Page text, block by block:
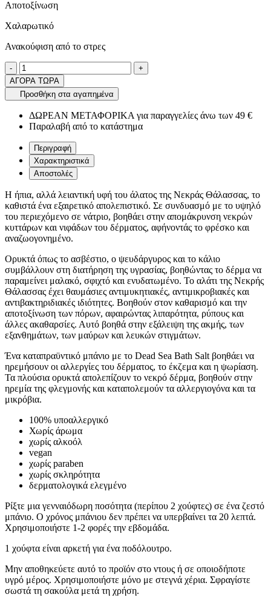
Αποτοξίνωση
Χαλαρωτικό
Ανακούφιση από το στρες
Ποσότητα
-product.increase.quantity +
ΑΓΟΡΑ ΤΩΡΑ
Προσθήκη στα αγαπημένα
ΔΩΡΕΑΝ ΜΕΤΑΦΟΡΙΚΑ για παραγγελίες άνω των 49 €
Παραλαβή από το κατάστημα
Περιγραφή
Χαρακτηριστικά
Αποστολές
Η ήπια, αλλά λειαντική υφή του άλατος της Νεκράς Θάλασσας, το
καθιστά ένα εξαιρετικό απολεπιστικό. Σε συνδυασμό με το υψηλό
του περιεχόμενο σε νάτριο, βοηθάει στην απομάκρυνση νεκρών
κυττάρων και νιφάδων του δέρματος, αφήνοντάς το φρέσκο και
αναζωογονημένο.
Ορυκτά όπως το ασβέστιο, ο ψευδάργυρος και το κάλιο
συμβάλλουν στη διατήρηση της υγρασίας, βοηθώντας το δέρμα να
παραμείνει μαλακό, σφιχτό και ενυδατωμένο. Το αλάτι της Νεκρής
Θάλασσας έχει θαυμάσιες αντιμυκητιακές, αντιμικροβιακές και
αντιβακτηριδιακές ιδιότητες. Βοηθούν στον καθαρισμό και την
αποτοξίνωση των πόρων, αφαιρώντας λιπαρότητα, ρύπους και
άλλες ακαθαρσίες. Αυτό βοηθά στην εξάλειψη της ακμής, των
εξανθημάτων, των μαύρων και λευκών στιγμάτων.
Ένα καταπραϋντικό μπάνιο με το Dead Sea Bath Salt βοηθάει να
ηρεμήσουν οι αλλεργίες του δέρματος, το έκζεμα και η ψωρίαση.
Τα πλούσια ορυκτά απολεπίζουν το νεκρό δέρμα, βοηθούν στην
ηρεμία της φλεγμονής και καταπολεμούν τα αλλεργιογόνα και τα
μικρόβια.
100% υποαλλεργικό
Χωρίς άρωμα
χωρίς αλκοόλ
vegan
χωρίς paraben
χωρίς σκληρότητα
δερματολογικά ελεγμένο
Ρίξτε μια γενναιόδωρη ποσότητα (περίπου 2 χούφτες) σε ένα ζεστό
μπάνιο. Ο χρόνος μπάνιου δεν πρέπει να υπερβαίνει τα 20 λεπτά.
Χρησιμοποιήστε 1-2 φορές την εβδομάδα.
1 χούφτα είναι αρκετή για ένα ποδόλουτρο.
Μην αποθηκεύετε αυτό το προϊόν στο ντους ή σε οποιοδήποτε
υγρό μέρος. Χρησιμοποιήστε μόνο με στεγνά χέρια. Σφραγίστε
σωστά τη σακούλα μετά τη χρήση.